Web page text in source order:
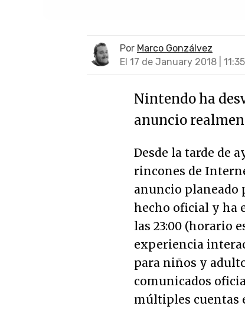
Por Marco Gonzálvez
El 17 de January 2018 | 11:35
Nintendo ha
anuncio
Desde la tarde de
rincones de
anuncio planeado
hecho oficial y ha
las 23:00 (horario
experiencia
para niños y
comunicados
múltiples cuentas